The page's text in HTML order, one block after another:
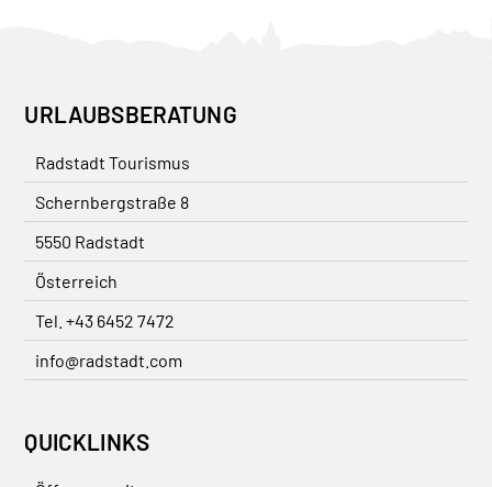
URLAUBSBERATUNG
Radstadt Tourismus
Schernbergstraße 8
5550 Radstadt
Österreich
Tel. +43 6452 7472
info@radstadt.com
QUICKLINKS